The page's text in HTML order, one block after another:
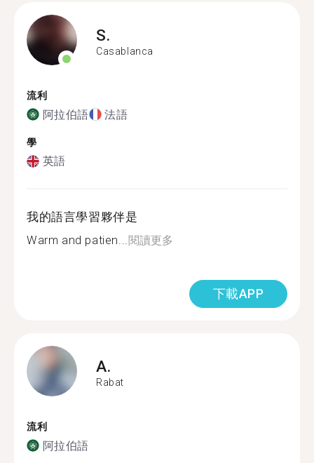
S.
Casablanca
流利
阿拉伯語 法語
學
英語
我的語言學習夥伴是
Warm and patien...閱讀更多
下載APP
A.
Rabat
流利
阿拉伯語